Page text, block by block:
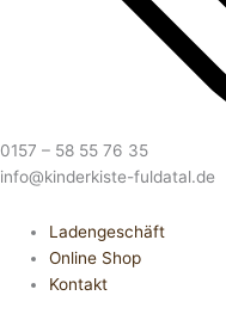
0157 – 58 55 76 35
info@kinderkiste-fuldatal.de
Ladengeschäft
Online Shop
Kontakt